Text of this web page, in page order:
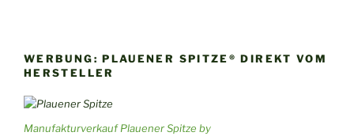
WERBUNG: PLAUENER SPITZE® DIREKT VOM
HERSTELLER
Manufakturverkauf Plauener Spitze by